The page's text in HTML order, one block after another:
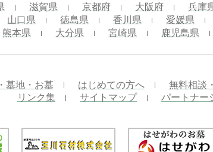
滋賀県 京都府 大阪府 兵庫
山口県 徳島県 香川県 愛媛県
熊本県
大分県 宮崎県 鹿児島県
墓地・お墓 はじめての方へ 無料相談
リンク集
サイトマップ パートナー